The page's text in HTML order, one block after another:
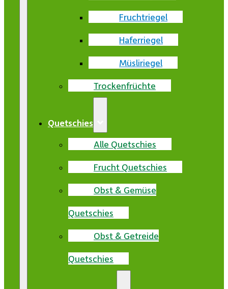
Fruchtriegel
Haferriegel
Müsliriegel
Trockenfrüchte
Quetschies
Alle Quetschies
Frucht Quetschies
Obst & Gemüse
Quetschies
Obst & Getreide
Quetschies